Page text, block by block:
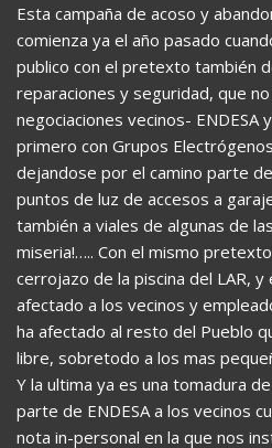
Esta campaña de acoso y
comienza ya el año pasado
publico con el pretexto también
reparaciones y seguridad, que
negociaciones vecinos- ENDESA
primero con Grupos
dejandose por el camino parte
puntos de luz de accesos a
también a viales de algunas de
miseria!….. Con el mismo
cerrojazo de la piscina del LAR, y
afectado a los vecinos y
ha afectado al resto del Pueblo
libre, sobretodo a los mas
Y la ultima ya es una tomadura
parte de ENDESA a los vecinos
nota in-personal en la que nos